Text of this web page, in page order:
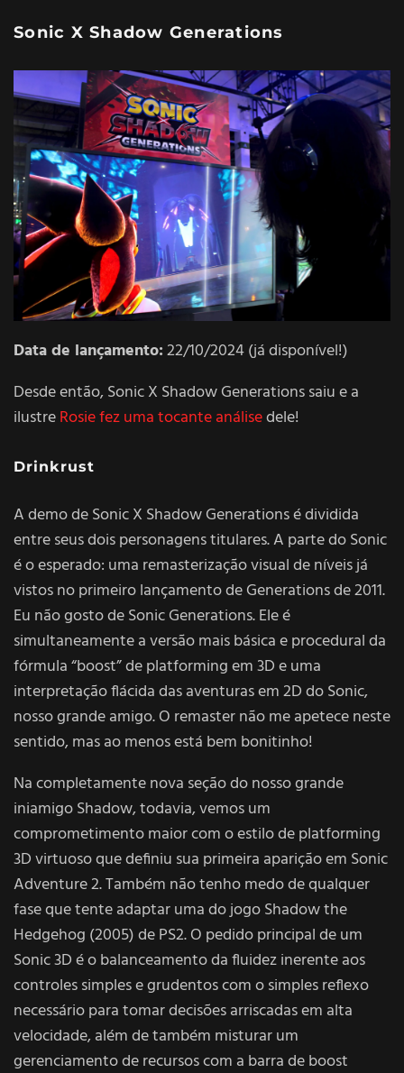
Sonic X Shadow Generations
Data de lançamento:22/10/2024 (já disponível!)
Desde então, Sonic X Shadow Generations saiu e a
ilustreRosie fez uma tocante análisedele!
Drinkrust
A demo de Sonic X Shadow Generations é dividida
entre seus dois personagens titulares. A parte do Sonic
é o esperado: uma remasterização visual de níveis já
vistos no primeiro lançamento de Generations de 2011.
Eu não gosto de Sonic Generations. Ele é
simultaneamente a versão mais básica e procedural da
fórmula “boost” de platforming em 3D e uma
interpretação flácida das aventuras em 2D do Sonic,
nosso grande amigo. O remaster não me apetece neste
sentido, mas ao menos está bem bonitinho!
Na completamente nova seção do nosso grande
iniamigo Shadow, todavia, vemos um
comprometimento maior com o estilo de platforming
3D virtuoso que definiu sua primeira aparição em Sonic
Adventure 2. Também não tenho medo de qualquer
fase que tente adaptar uma do jogo Shadow the
Hedgehog (2005) de PS2. O pedido principal de um
Sonic 3D é o balanceamento da fluidez inerente aos
controles simples e grudentos com o simples reflexo
necessário para tomar decisões arriscadas em alta
velocidade, além de também misturar um
gerenciamento de recursos com a barra de boost